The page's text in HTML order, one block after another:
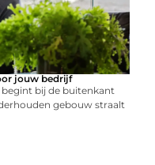
jouw bedrijf
begint bij de buitenkant
gebouw straalt